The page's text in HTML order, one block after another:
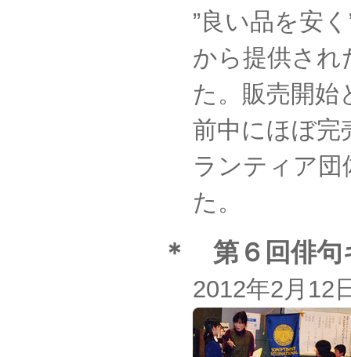
”良い品を安
から提供され
た。販売開始
前中にほぼ完
ランティア
た。
＊ 第６回俳句
2012年2月